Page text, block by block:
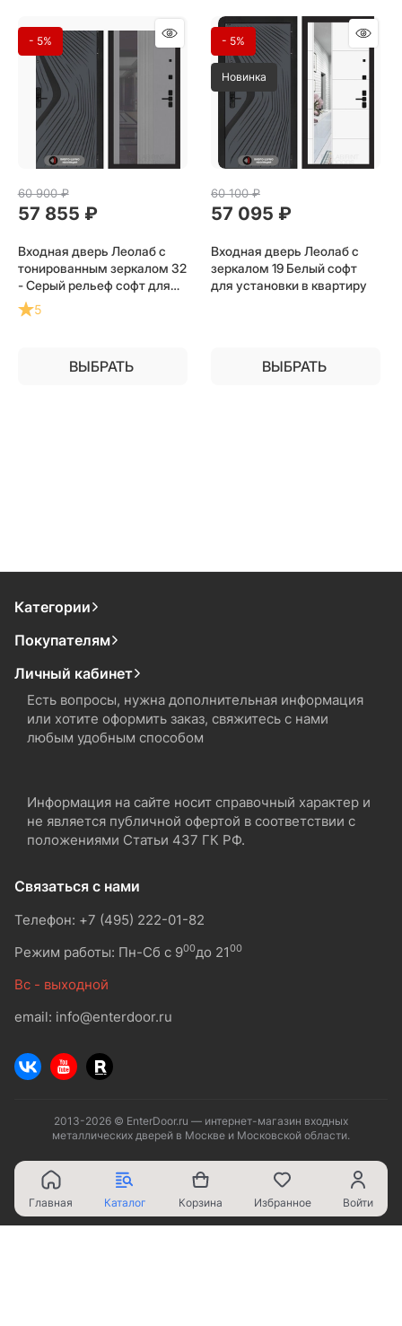
- 5%
60 900 ₽
57 855 ₽
Входная дверь Леолаб с
тонированным зеркалом 32
- Серый рельеф софт для
установки в квартиру
5
ВЫБРАТЬ
- 5%
Новинка
60 100 ₽
57 095 ₽
Входная дверь Леолаб с
зеркалом 19 Белый софт
для установки в квартиру
ВЫБРАТЬ
Категории
Покупателям
Личный кабинет
Есть вопросы, нужна дополнительная информация
или хотите оформить заказ, свяжитесь с нами
любым удобным способом
Информация на сайте носит справочный характер и
не является публичной офертой в соответствии с
положениями Статьи 437 ГК РФ.
Связаться с нами
Телефон: +7 (495) 222-01-82
Режим работы: Пн-Сб с 900до 2100
Вс - выходной
email: info@enterdoor.ru
2013-2026 © EnterDoor.ru — интернет-магазин входных
металлических дверей в Москве и Московской области.
Главная Каталог Корзина Избранное Войти